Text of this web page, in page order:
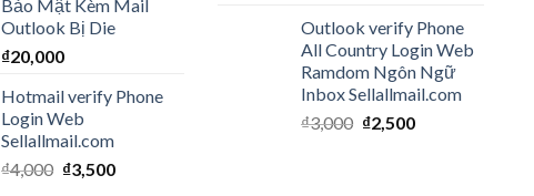
Bảo Mật Kèm Mail
Outlook Bị Die
₫20,000
Hotmail verify Phone
Login Web
Sellallmail.com
₫4,000 ₫3,500
Outlook verify Phone
All Country Login Web
Ramdom Ngôn Ngữ
Inbox Sellallmail.com
₫3,000 ₫2,500